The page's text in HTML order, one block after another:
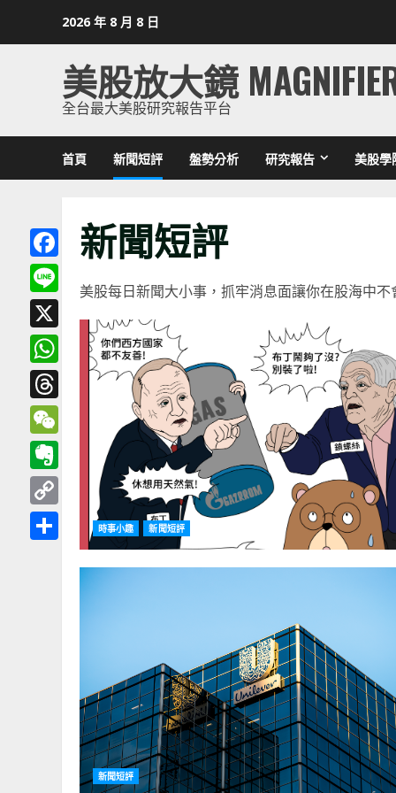
2026 年 8 月 8 日
美股放大鏡
全台最大美股研究報告平台
首頁 新聞短評 盤勢分析 研究報告 美股學
新聞短評
美股每日新聞大小事，抓牢消息面讓你在股海中
時事小趣 新聞短評
Facebook
Line
X
WhatsApp
Threads
WeChat
Evernote
Copy
新聞短評